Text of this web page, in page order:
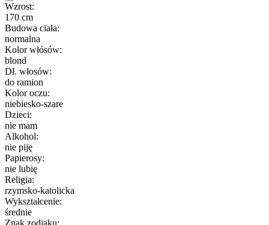
Wzrost:
170 cm
Budowa ciała:
normalna
Kolor włósów:
blond
Dł. włosów:
do ramion
Kolor oczu:
niebiesko-szare
Dzieci:
nie mam
Alkohol:
nie piję
Papierosy:
nie lubię
Religia:
rzymsko-katolicka
Wykształcenie:
średnie
Znak zodiaku: